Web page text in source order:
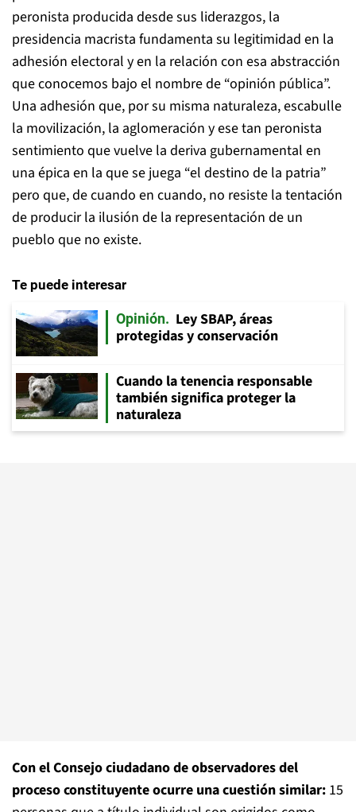
peronista producida desde sus liderazgos, la
presidencia macrista fundamenta su legitimidad en la
adhesión electoral y en la relación con esa abstracción
que conocemos bajo el nombre de “opinión pública”.
Una adhesión que, por su misma naturaleza, escabulle
la movilización, la aglomeración y ese tan peronista
sentimiento que vuelve la deriva gubernamental en
una épica en la que se juega “el destino de la patria”
pero que, de cuando en cuando, no resiste la tentación
de producir la ilusión de la representación de un
pueblo que no existe.
Te puede interesar
Opinión
Ley SBAP, áreas
protegidas y conservación
Cuando la tenencia responsable
también significa proteger la
naturaleza
Con el Consejo ciudadano de observadores del
proceso constituyente ocurre una cuestión similar: 15